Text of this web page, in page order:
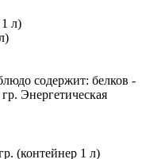
содержит: белков -
Энергетическая